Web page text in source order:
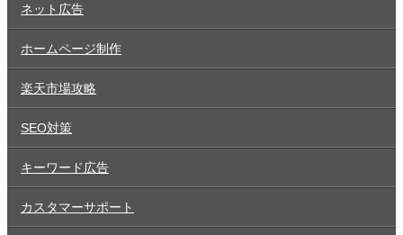
ネット広告
ホームページ制作
楽天市場攻略
SEO対策
キーワード広告
カスタマーサポート